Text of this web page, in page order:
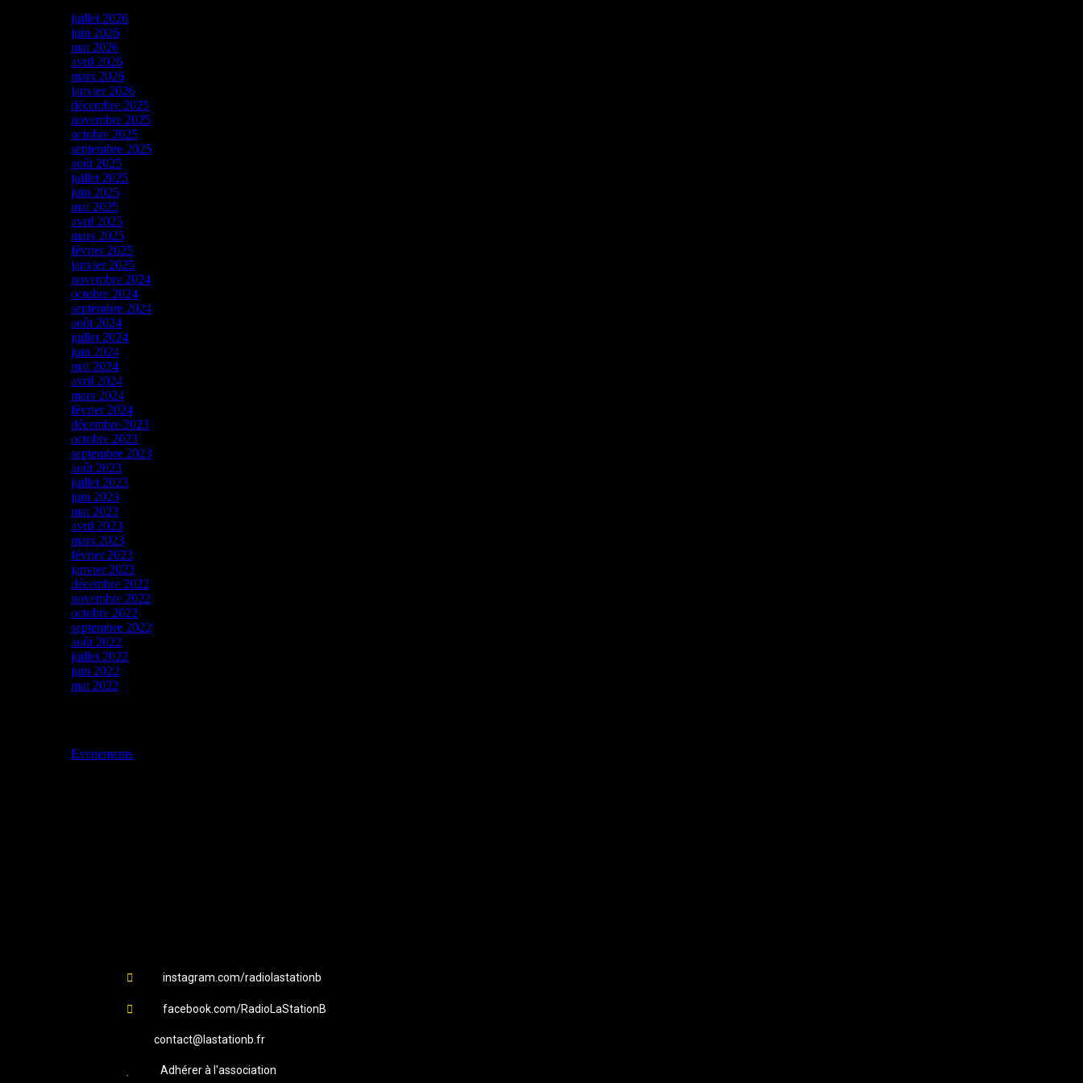
juillet 2026
juin 2026
mai 2026
avril 2026
mars 2026
janvier 2026
décembre 2025
novembre 2025
octobre 2025
septembre 2025
août 2025
juillet 2025
juin 2025
mai 2025
avril 2025
mars 2025
février 2025
janvier 2025
novembre 2024
octobre 2024
septembre 2024
août 2024
juillet 2024
juin 2024
mai 2024
avril 2024
mars 2024
février 2024
décembre 2023
octobre 2023
septembre 2023
août 2023
juillet 2023
juin 2023
mai 2023
avril 2023
mars 2023
février 2023
janvier 2023
décembre 2022
novembre 2022
octobre 2022
septembre 2022
août 2022
juillet 2022
juin 2022
mai 2022
Evenements
instagram.com/radiolastationb
facebook.com/RadioLaStationB
contact@lastationb.fr
Adhérer à l'association